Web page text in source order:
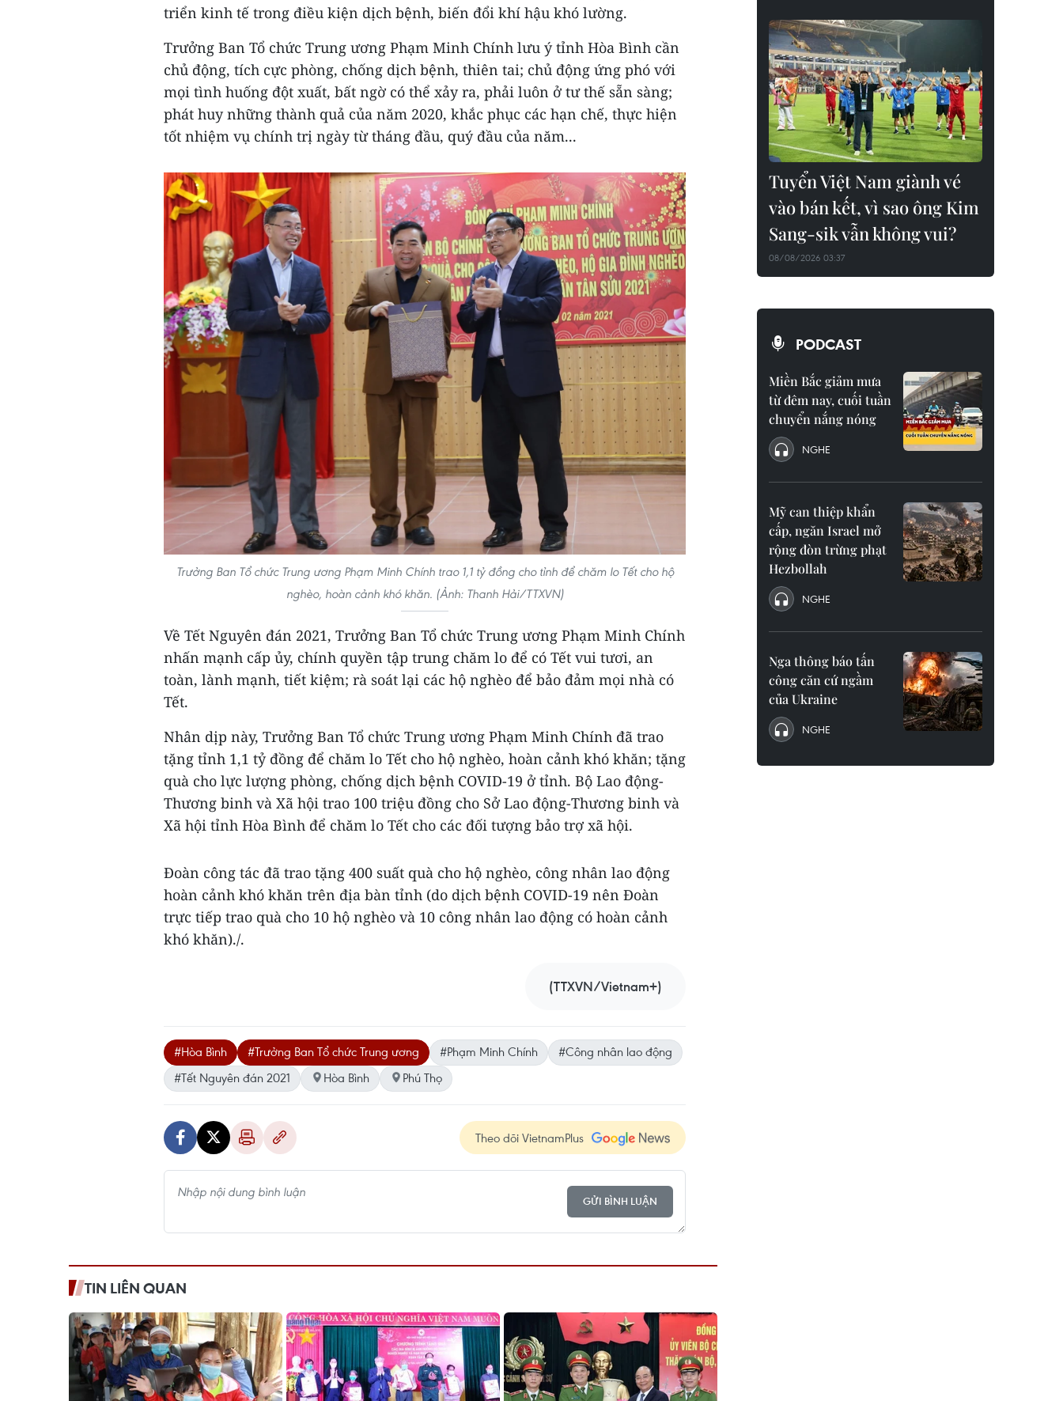
triển kinh tế trong điều kiện dịch bệnh, biến đổi khí hậu khó lường.
Trưởng Ban Tổ chức Trung ương Phạm Minh Chính lưu ý tỉnh Hòa Bình cần
chủ động, tích cực phòng, chống dịch bệnh, thiên tai; chủ động ứng phó với
mọi tình huống đột xuất, bất ngờ có thể xảy ra, phải luôn ở tư thế sẵn sàng;
phát huy những thành quả của năm 2020, khắc phục các hạn chế, thực hiện
tốt nhiệm vụ chính trị ngày từ tháng đầu, quý đầu của năm...
Trưởng Ban Tổ chức Trung ương Phạm Minh Chính trao 1,1 tỷ đồng cho tỉnh để chăm lo Tết cho hộ
nghèo, hoàn cảnh khó khăn. (Ảnh: Thanh Hải/TTXVN)
Về Tết Nguyên đán 2021, Trưởng Ban Tổ chức Trung ương Phạm Minh Chính
nhấn mạnh cấp ủy, chính quyền tập trung chăm lo để có Tết vui tươi, an
toàn, lành mạnh, tiết kiệm; rà soát lại các hộ nghèo để bảo đảm mọi nhà có
Tết.
Nhân dịp này, Trưởng Ban Tổ chức Trung ương Phạm Minh Chính đã trao
tặng tỉnh 1,1 tỷ đồng để chăm lo Tết cho hộ nghèo, hoàn cảnh khó khăn; tặng
quà cho lực lượng phòng, chống dịch bệnh COVID-19 ở tỉnh. Bộ Lao động-
Thương binh và Xã hội trao 100 triệu đồng cho Sở Lao động-Thương binh và
Xã hội tỉnh Hòa Bình để chăm lo Tết cho các đối tượng bảo trợ xã hội.
Đoàn công tác đã trao tặng 400 suất quà cho hộ nghèo, công nhân lao động
hoàn cảnh khó khăn trên địa bàn tỉnh (do dịch bệnh COVID-19 nên Đoàn
trực tiếp trao quà cho 10 hộ nghèo và 10 công nhân lao động có hoàn cảnh
khó khăn)./.
(TTXVN/Vietnam+)
#Hòa Bình #Trưởng Ban Tổ chức Trung ương #Phạm Minh Chính
#Công nhân lao động
#Tết Nguyên đán 2021
Hòa Bình Phú Thọ
Theo dõi VietnamPlus
GỬI BÌNH LUẬN
TIN LIÊN QUAN
Tuyển Việt Nam giành vé
vào bán kết, vì sao ông Kim
Sang-sik vẫn không vui?
08/08/2026 03:37
PODCAST
Miền Bắc giảm mưa
từ đêm nay, cuối tuần
chuyển nắng nóng
NGHE
Mỹ can thiệp khẩn
cấp, ngăn Israel mở
rộng đòn trừng phạt
Hezbollah
NGHE
Nga thông báo tấn
công căn cứ ngầm
của Ukraine
NGHE